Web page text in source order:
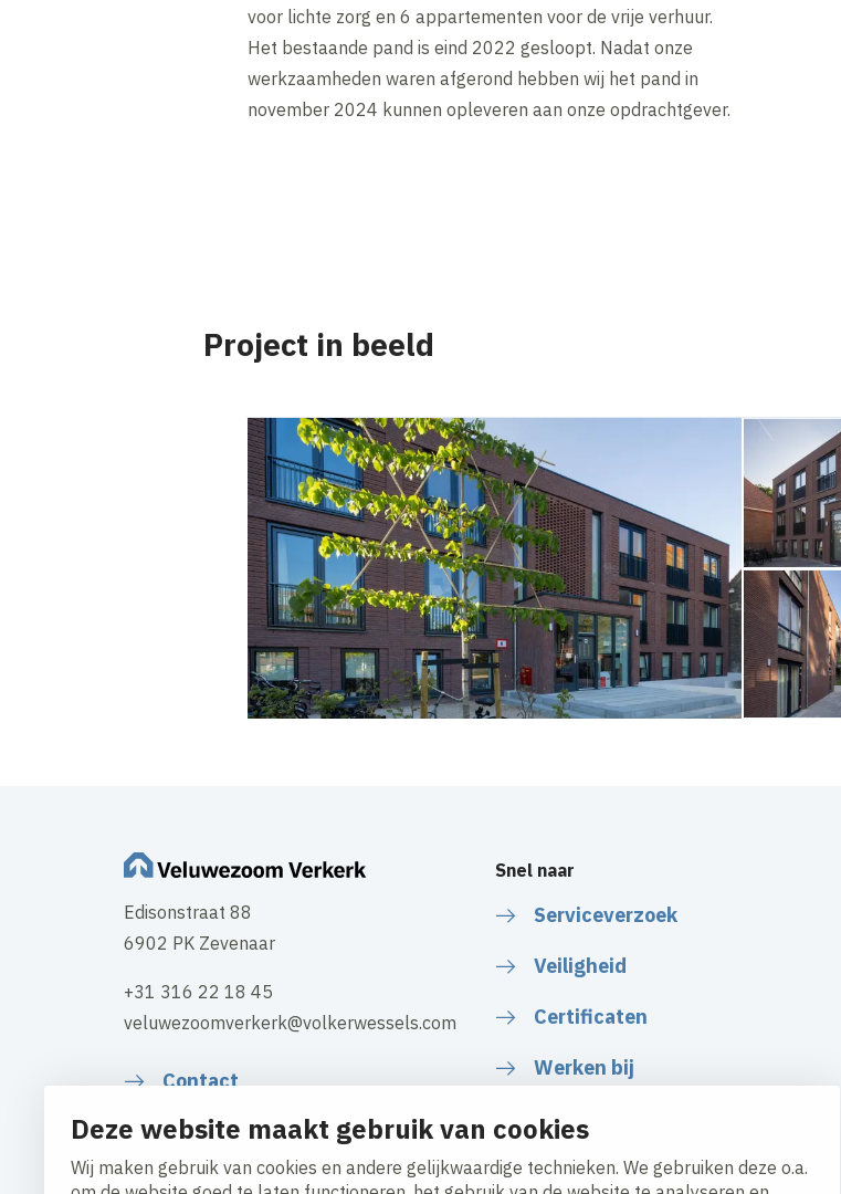
Deze website maakt gebruik van cookies
Wij maken gebruik van cookies en andere gelijkwaardige technieken. We gebruiken deze o.a.
voor lichte zorg en 6 appartementen voor de vrije verhuur.
Het bestaande pand is eind 2022 gesloopt. Nadat onze
werkzaamheden waren afgerond hebben wij het pand in
november 2024 kunnen opleveren aan onze opdrachtgever.
Project in beeld
Edisonstraat 88
6902 PK Zevenaar
+31 316 22 18 45
veluwezoomverkerk@volkerwessels.com
Contact
Snel naar
Serviceverzoek
Veiligheid
Certificaten
Werken bij